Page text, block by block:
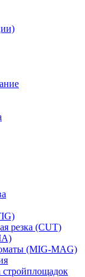
резка (CUT)
(MIG-MAG)
стройплощадок